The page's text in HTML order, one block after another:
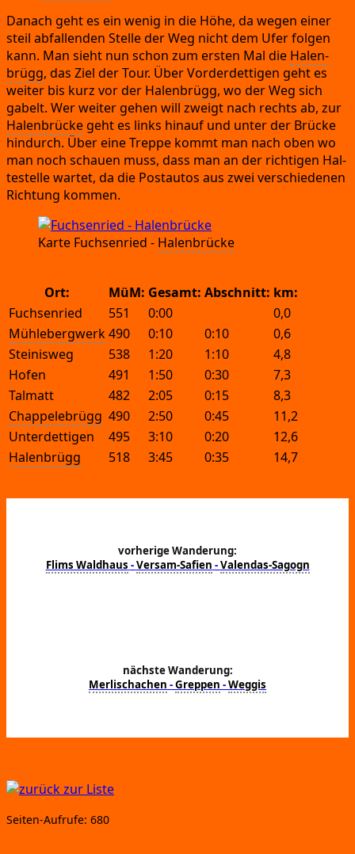
Danach geht es ein wenig in die Höhe, da wegen einer
steil abfal­len­den Stel­le der Weg nicht dem Ufer fol­gen
kann. Man sieht nun schon zum ers­ten Mal die Halen­
brügg, das Ziel der Tour. Über Vor­der­det­ti­gen geht es
wei­ter bis kurz vor der Halen­brügg, wo der Weg sich
gabelt. Wer wei­ter gehen will zweigt nach rechts ab, zur
Halen­brü­ckegeht es links hin­auf und unter der Brü­cke
hin­durch. Über eine Trep­pe kommt man nach oben wo
man noch schau­en muss, dass man an der rich­ti­gen Hal­
te­stel­le war­tet, da die Post­au­tos aus zwei ver­schie­de­nen
Rich­tung kommen.
Kar­te Fuch­sen­ried - Halen­brü­cke
Ort: MüM: Gesamt: Abschnitt: km:
Fuchsenried
551 0:00
0,0
Mühlebergwerk490 0:10 0:10
0,6
Steinisweg
538 1:20 1:10
4,8
Hofen
491 1:50 0:30
7,3
Talmatt
482 2:05 0:15
8,3
Chappelebrügg 490 2:50 0:45
11,2
Unterdettigen
495 3:10 0:20
12,6
Halenbrügg
518 3:45 0:35 14,7
vorherige Wanderung:
Flims Waldhaus -Versam-Safien -Valendas-Sagogn
nächste Wanderung:
Merlischachen -Greppen -Weggis
Sei­ten-Auf­ru­fe: 680